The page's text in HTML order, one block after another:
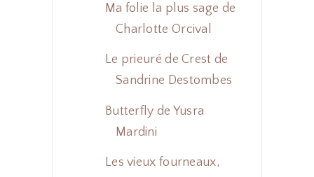
Ma folie la plus sage de
Charlotte Orcival
Le prieuré de Crest de
Sandrine Destombes
Butterfly de Yusra
Mardini
Les vieux fourneaux,